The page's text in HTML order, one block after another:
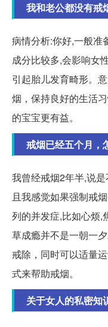
我和老公都没有戒
病情分析:你好,一般准
成分比较多,会影响女
引起胎儿发育畸形。
烟，保持良好的生活
的宝宝更有益。
戒烟已经五个月，
我曾经戒烟2年半,说
且我感觉如果强制戒
列的并发症,比如心烦
草成瘾并不是一朝一
戒除，同时可以适量
式来帮助戒烟。
关于女人的私密知